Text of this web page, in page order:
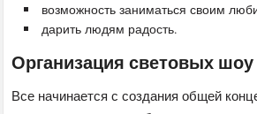
возможность заниматься своим
дарить людям радость.
Организация световых шоу
Все начинается с создания общей